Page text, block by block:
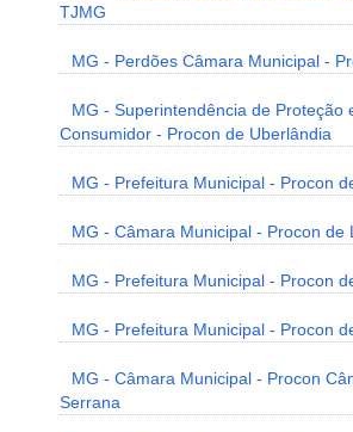
TJMG
MG - Perdões Câmara Municipal -
MG - Superintendência de Proteção
Consumidor - Procon de Uberlândia
MG - Prefeitura Municipal - Procon
MG - Câmara Municipal - Procon de
MG - Prefeitura Municipal - Procon
MG - Prefeitura Municipal - Procon
MG - Câmara Municipal - Procon
Serrana